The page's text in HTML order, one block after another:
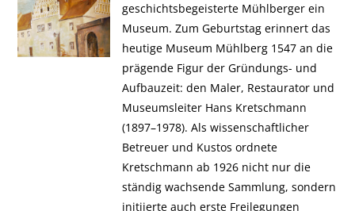
geschichtsbegeisterte Mühlberger ein
Museum. Zum Geburtstag erinnert das
heutige Museum Mühlberg 1547 an die
prägende Figur der Gründungs- und
Aufbauzeit: den Maler, Restaurator und
Museumsleiter Hans Kretschmann
(1897–1978). Als wissenschaftlicher
Betreuer und Kustos ordnete
Kretschmann ab 1926 nicht nur die
ständig wachsende Sammlung, sondern
initiierte auch erste Freilegungen